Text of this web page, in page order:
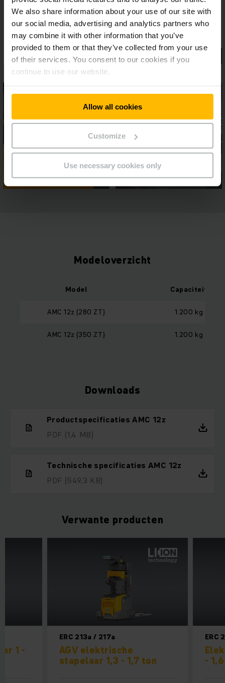
We also share information about your use of our site with
our social media, advertising and analytics partners who
may combine it with other information that you’ve
provided to them or that they’ve collected from your use
of their services. You consent to our cookies if you
continue to use our website.
Allow all cookies
Customize
Use necessary cookies only
Modeloverzicht
Model Capaciteit
AMC 12z (280 ZT) 1.200 kg
AMC 12z (350 ZT) 1.200 kg
Downloads
Productspecificaties AMC 12z
PDF (1,4 MB)
Technische specificaties AMC 12z
PDF (549,3 KB)
Verwante producten
ERC 213a / 217a
AGV elektrische
stapelaar 1,3 - 1,7 ton
ERC
-
1 -